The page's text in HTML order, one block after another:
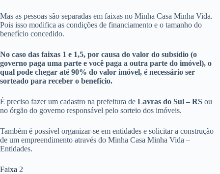
Mas as pessoas são separadas em faixas no Minha Casa Minha Vida.
Pois isso modifica as condições de financiamento e o tamanho do
benefício concedido.
No caso das faixas 1 e 1,5, por causa do valor do subsídio (o
governo paga uma parte e você paga a outra parte do imóvel), o
qual pode chegar até 90% do valor imóvel, é necessário ser
sorteado para receber o benefício.
É preciso fazer um cadastro na prefeitura de Lavras do Sul – RS ou
no órgão do governo responsável pelo sorteio dos imóveis.
Também é possível organizar-se em entidades e solicitar a construção
de um empreendimento através do Minha Casa Minha Vida –
Entidades.
Faixa 2